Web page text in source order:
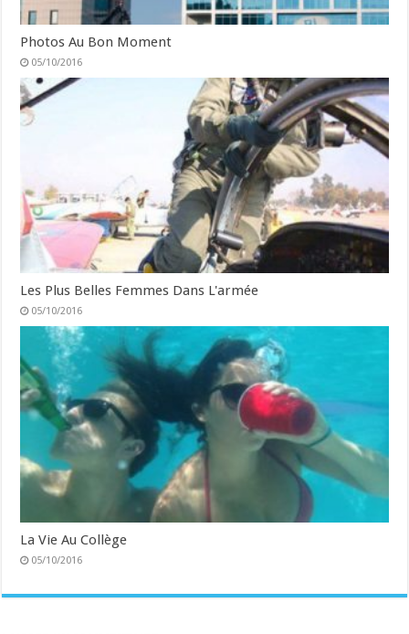
Photos Au Bon Moment
05/10/2016
Les Plus Belles Femmes Dans L'armée
05/10/2016
La Vie Au Collège
05/10/2016